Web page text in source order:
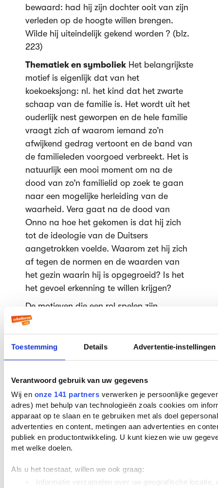
Toestemming Details Advertentie-instellingen
Verantwoord gebruik van uw gegevens
Wij en onze 141 partners verwerken je persoonlijke
adres) met behulp van technologieën zoals cookies om
apparaat op te slaan en te gebruiken met als doel
advertenties en content, metingen aan advertenties en
publiek en productontwikkeling. U kunt kiezen wie uw
met welke doelen.
Als u het toestaat, willen we ook graag:
Informatie verzamelen over uw geografische locatie,
bewaard: had hij zijn dochter ooit van zijn
verleden op de hoogte willen brengen.
Wilde hij uiteindelijk gekend worden ? (blz.
223)
Thematiek en symboliekHet belangrijkste
motief is eigenlijk dat van het
koekoeksjong: nl. het kind dat het zwarte
schaap van de familie is. Het wordt uit het
ouderlijk nest geworpen en de hele familie
vraagt zich af waarom iemand zo’n
afwijkend gedrag vertoont en de band van
de familieleden voorgoed verbreekt. Het is
natuurlijk een mooi moment om na de
dood van zo’n familielid op zoek te gaan
naar een mogelijke herleiding van de
waarheid. Vera gaat na de dood van
Onno na hoe het gekomen is dat hij zich
tot de ideologie van de Duitsers
aangetrokken voelde. Waarom zet hij zich
af tegen de normen en de waarden van
het gezin waarin hij is opgegroeid? Is het
het gevoel erkenning te willen krijgen?
De motieven die een rol spelen zijn
derhalve: - De Tweede Wereldoorlog en de
verwerking ervan - Het verraad in
oorlogstijd - Het verbreken van de
familiebanden: het koekoeksjong - Het
zelfmoordterroristen die bereid zijn hun
leven te geven voor hun ideaal) - Het
gevoel erkenning te willen hebben - Het
Calimero-gevoel: ze zijn groot en ik ben
klein
2007 vraagt zich af of fictie wel de goede
formule voor deze roman is:“Heldendroom